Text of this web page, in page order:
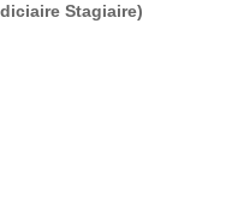
Stagiaire)